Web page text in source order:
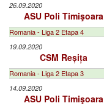
26.09.2020
ASU Poli Timişoara
Romania - Liga 2 Etapa 4
19.09.2020
CSM Reșița
Romania - Liga 2 Etapa 3
14.09.2020
ASU Poli Timişoara